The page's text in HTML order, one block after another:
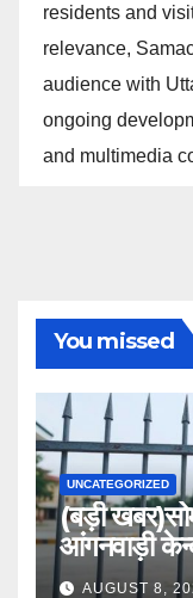
residents and
relevance,
audience with
ongoing
and multimedia
You missed
UNCATEGORIZED
(बड़ी
आंगनवाड़ी
AUGUST 8,